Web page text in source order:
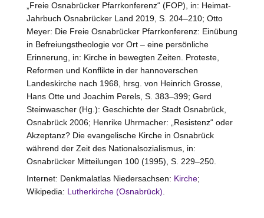
„Freie Osnabrücker Pfarrkonferenz“ (FOP), in: Heimat-
Jahrbuch Osnabrücker Land 2019, S. 204–210; Otto
Meyer: Die Freie Osnabrücker Pfarrkonferenz: Einübung
in Befreiungstheologie vor Ort – eine persönliche
Erinnerung, in: Kirche in bewegten Zeiten. Proteste,
Reformen und Konflikte in der hannoverschen
Landeskirche nach 1968, hrsg. von Heinrich Grosse,
Hans Otte und Joachim Perels, S. 383–399; Gerd
Steinwascher (Hg.): Geschichte der Stadt Osnabrück,
Osnabrück 2006; Henrike Uhrmacher: „Resistenz“ oder
Akzeptanz? Die evangelische Kirche in Osnabrück
während der Zeit des Nationalsozialismus, in:
Osnabrücker Mitteilungen 100 (1995), S. 229–250.
Internet: Denkmalatlas Niedersachsen: Kirche;
Wikipedia: Lutherkirche (Osnabrück)